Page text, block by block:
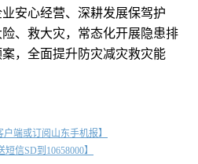
安心经营、深耕发展保驾护
、救大灾，常态化开展隐患排
，全面提升防灾减灾救灾能
端或订阅山东手机报】
信SD到10658000】